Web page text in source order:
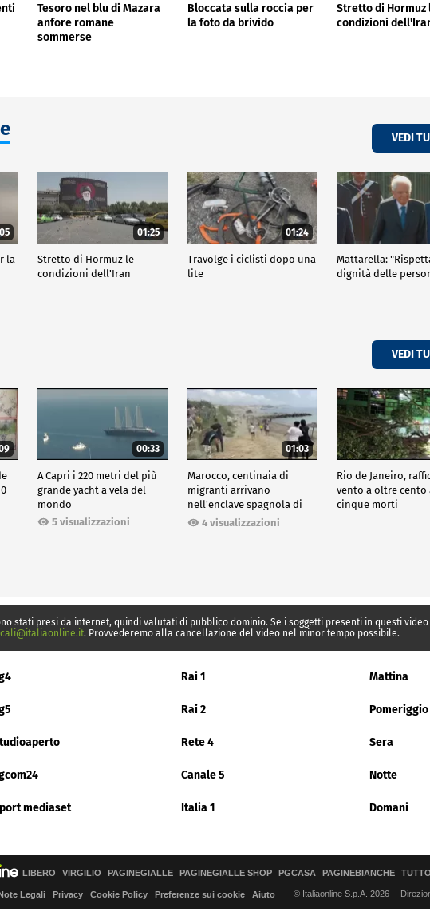
Tesoro nel blu di Mazara
anfore romane
sommerse
Bloccata sulla roccia per
la foto da brivido
Stretto di Hormuz
condizioni
VEDI
la
01:25
Stretto di Hormuz le
condizioni dell'Iran
01:24
Travolge i ciclisti dopo una
lite
Mattarella:
dignità delle
VEDI
00:33
A Capri i 220 metri del più
grande yacht a vela del
mondo
5 visualizzazioni
01:03
Marocco, centinaia di
migranti arrivano
nell'enclave spagnola di
Ceuta4 visualizzazioni
Rio de Janeiro,
vento a oltre cento
cinque morti
stati presi da internet, quindi valutati di pubblico dominio. Se i soggetti presenti in questi
. Provvederemo alla cancellazione del video nel minor tempo possibile.
Rai 1 Mattina
Rai 2 Pomeriggio
Rete 4 Sera
Canale 5 Notte
mediaset Italia 1 Domani
LIBERO VIRGILIO PAGINEGIALLE PAGINEGIALLE SHOP PGCASA PAGINEBIANCHE
Legali Privacy Cookie Policy Preferenze sui cookie Aiuto © Italiaonline S.p.A. 2026